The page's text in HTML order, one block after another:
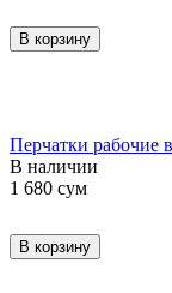
В корзину
Перчатки рабочие
В наличии
1 680 сум
В корзину